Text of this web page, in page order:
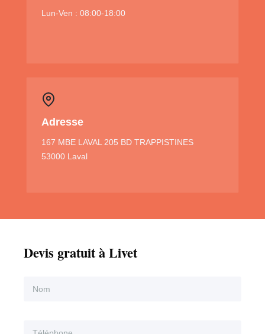
Lun-Ven : 08:00-18:00
Adresse
167 MBE LAVAL 205 BD TRAPPISTINES
53000 Laval
Devis gratuit à Livet